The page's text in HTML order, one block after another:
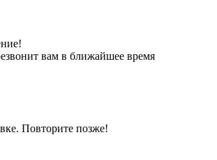
вам в ближайшее время
Повторите позже!